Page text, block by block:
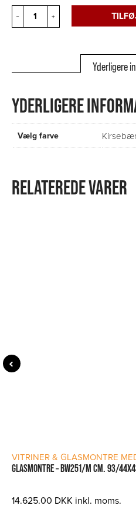
–Glasmontre
Ø
antal
+
Yderligere
YDERLIGERE
Vælg farve Kirsebær
RELATEREDE VARER
LÆS
VITRINER & GLASMONTRE
GLASMONTRE – BW251/M CM. 93/
14.625.00 DKK inkl. moms.